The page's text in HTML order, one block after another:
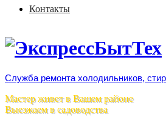
Контакты
Служба ремонта холодильников,
Мастер живет в Вашем районе
Выезжаем в садоводства